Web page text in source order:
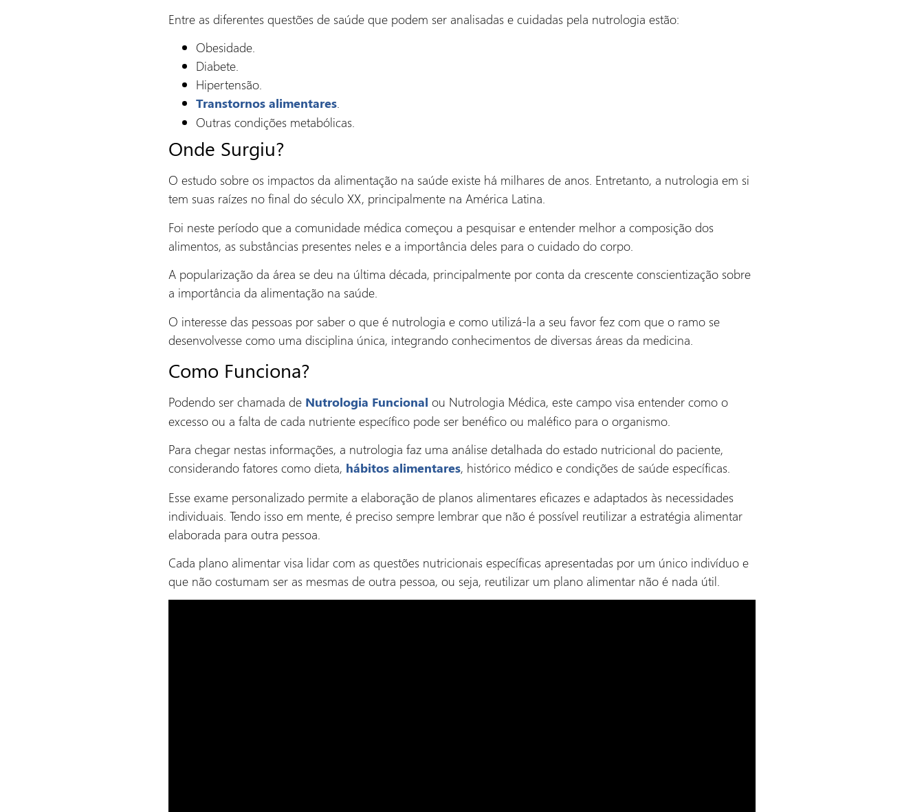
Entre as diferentes questões de saúde que podem ser analisadas e cuidadas pela nutrologia estão:
Obesidade.
Diabete.
Hipertensão.
Transtornos alimentares.
Outras condições metabólicas.
Onde Surgiu?
O estudo sobre os impactos da alimentação na saúde existe há milhares de anos. Entretanto, a nutrologia em si
tem suas raízes no final do século XX, principalmente na América Latina.
Foi neste período que a comunidade médica começou a pesquisar e entender melhor a composição dos
alimentos, as substâncias presentes neles e a importância deles para o cuidado do corpo.
A popularização da área se deu na última década, principalmente por conta da crescente conscientização sobre
a importância da alimentação na saúde.
O interesse das pessoas por saber o que é nutrologia e como utilizá-la a seu favor fez com que o ramo se
desenvolvesse como uma disciplina única, integrando conhecimentos de diversas áreas da medicina.
Como Funciona?
Podendo ser chamada de Nutrologia Funcional ou Nutrologia Médica, este campo visa entender como o
excesso ou a falta de cada nutriente específico pode ser benéfico ou maléfico para o organismo.
Para chegar nestas informações, a nutrologia faz uma análise detalhada do estado nutricional do paciente,
considerando fatores como dieta, hábitos alimentares, histórico médico e condições de saúde específicas.
Esse exame personalizado permite a elaboração de planos alimentares eficazes e adaptados às necessidades
individuais. Tendo isso em mente, é preciso sempre lembrar que não é possível reutilizar a estratégia alimentar
elaborada para outra pessoa.
Cada plano alimentar visa lidar com as questões nutricionais específicas apresentadas por um único indivíduo e
que não costumam ser as mesmas de outra pessoa, ou seja, reutilizar um plano alimentar não é nada útil.